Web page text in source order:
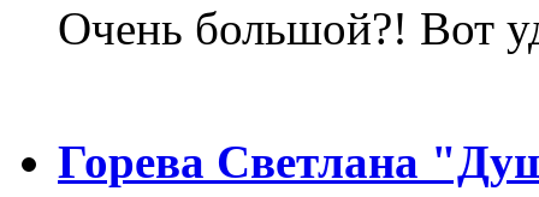
Очень большой?! Вот
Горева Светлана